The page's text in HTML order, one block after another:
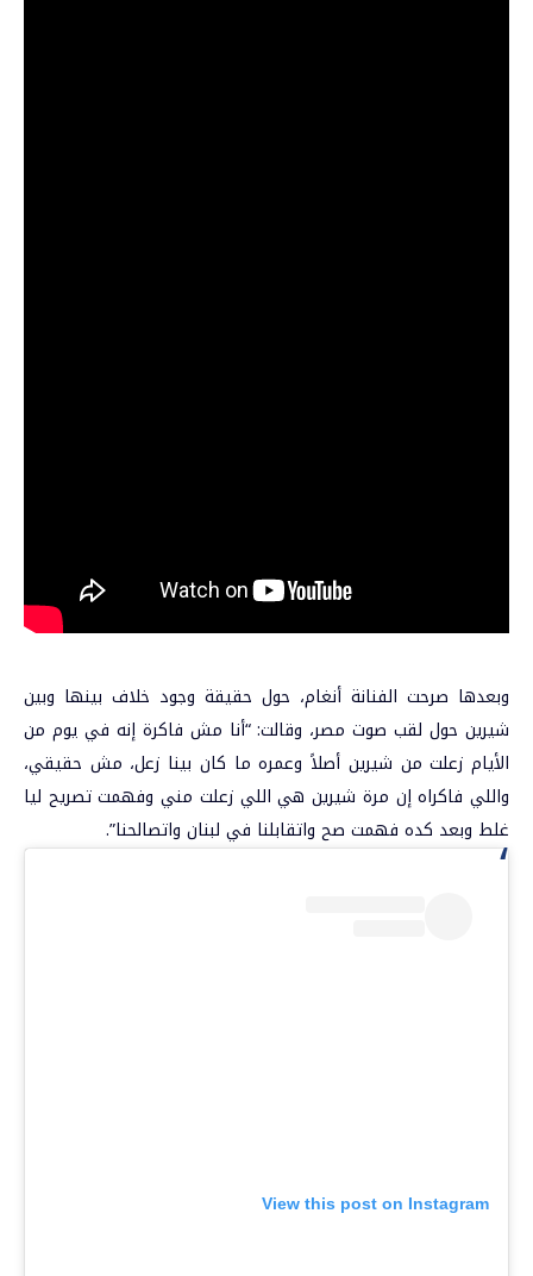
وبعدها صرحت الفنانة أنغام، حول حقيقة وجود خلاف بينها وبين
شيرين حول لقب صوت مصر، وقالت: “أنا مش فاكرة إنه في يوم من
الأيام زعلت من شيرين أصلاً وعمره ما كان بينا زعل، مش حقيقي،
واللي فاكراه إن مرة شيرين هي اللي زعلت مني وفهمت تصريح ليا
غلط وبعد كده فهمت صح واتقابلنا في لبنان واتصالحنا”.
View this post on Instagram